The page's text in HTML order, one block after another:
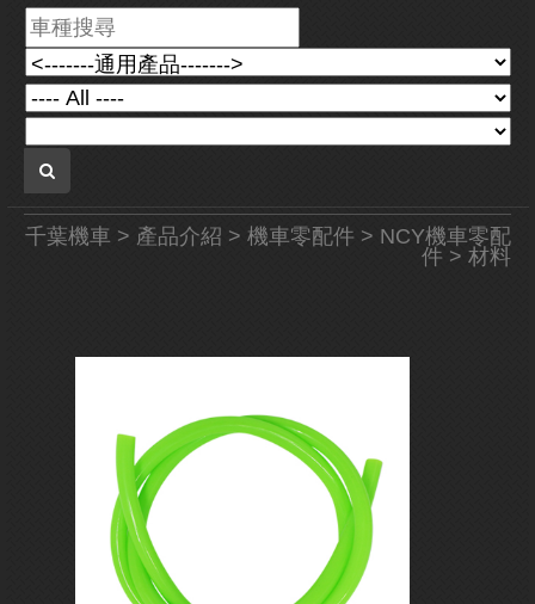
千葉機車 > 產品介紹 > 機車零配件 > NCY機車零配
件 > 材料